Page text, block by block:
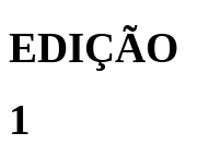
EDIÇÃO
1